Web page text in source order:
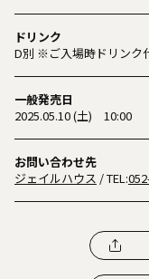
ドリンク
D別 ※ご入場時ドリンク
一般発売日
2025.05.10 (土) 10:00
お問い合わせ先
ジェイルハウス / TEL: